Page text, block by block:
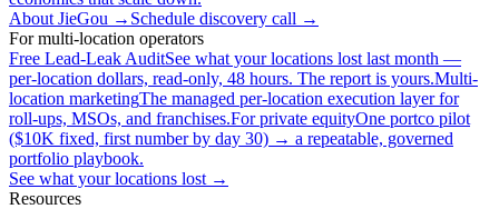
About JieGou → Schedule discovery call →
For multi-location operators
Free Lead-Leak AuditSee what your locations lost last month —
per-location dollars, read-only, 48 hours. The report is yours.Multi-
location marketingThe managed per-location execution layer for
roll-ups, MSOs, and franchises.For private equityOne portco pilot
($10K fixed, first number by day 30) → a repeatable, governed
portfolio playbook.
See what your locations lost →
Resources